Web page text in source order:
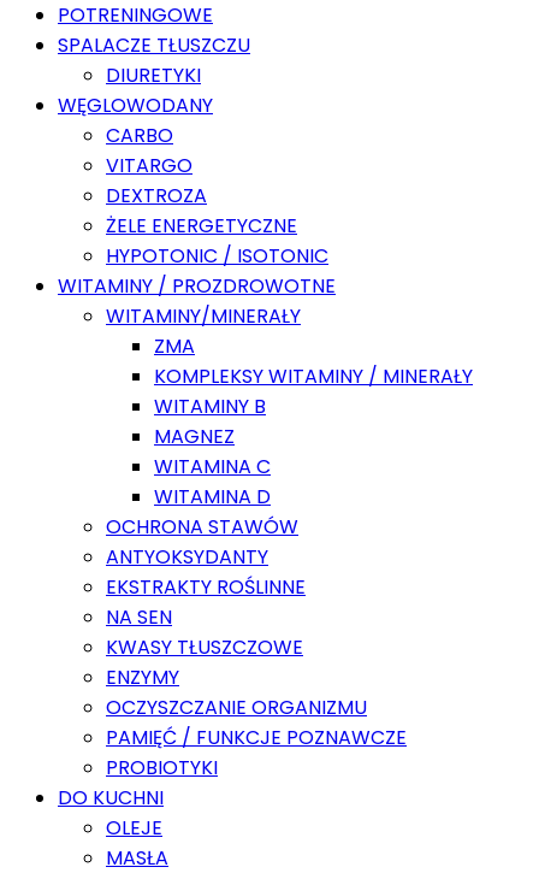
POTRENINGOWE
SPALACZE TŁUSZCZU
DIURETYKI
WĘGLOWODANY
CARBO
VITARGO
DEXTROZA
ŻELE ENERGETYCZNE
HYPOTONIC / ISOTONIC
WITAMINY / PROZDROWOTNE
WITAMINY/MINERAŁY
ZMA
KOMPLEKSY WITAMINY / MINERAŁY
WITAMINY B
MAGNEZ
WITAMINA C
WITAMINA D
OCHRONA STAWÓW
ANTYOKSYDANTY
EKSTRAKTY ROŚLINNE
NA SEN
KWASY TŁUSZCZOWE
ENZYMY
OCZYSZCZANIE ORGANIZMU
PAMIĘĆ / FUNKCJE POZNAWCZE
PROBIOTYKI
DO KUCHNI
OLEJE
MASŁA